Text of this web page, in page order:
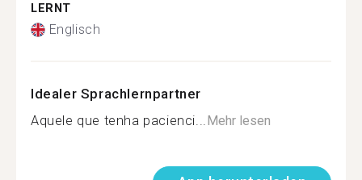
LERNT
Englisch
Idealer Sprachlernpartner
Aquele que tenha pacienci...Mehr lesen